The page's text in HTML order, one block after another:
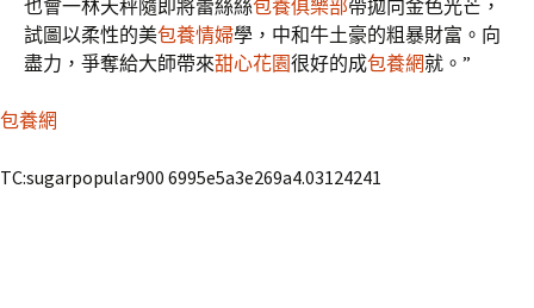
也會一林天秤隨即將蕾絲絲包養俱樂部帶拋向金色光芒，
試圖以柔性的美包養情婦學，中和牛土豪的粗暴財富。向
盡力，爭奪給大師帶來甜心花園很好的成包養網就。”
包養網
TC:sugarpopular900 6995e5a3e269a4.03124241